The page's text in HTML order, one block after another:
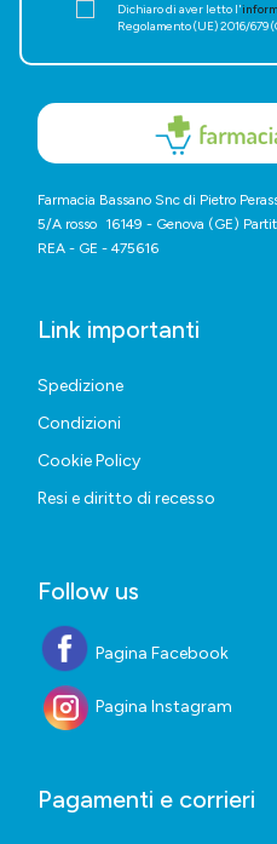
Dichiaro di aver letto l'
Regolamento (UE) 2016/679
Farmacia Bassano Snc di Pietro
5/A rosso 16149 - Genova (GE)
REA - GE - 475616
Link importanti
Spedizione
Condizioni
Cookie Policy
Resi e diritto di recesso
Follow us
Pagina Facebook
Pagina Instagram
Pagamenti e corrieri